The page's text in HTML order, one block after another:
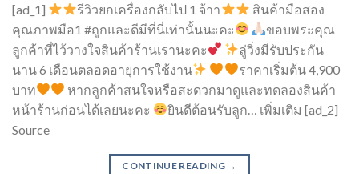
[ad_1] รีวิวยกเครื่องกลับไป 1 จ้าา
สินค้ามือสอง
คุณภาพมือ1 #ถูกและดีมีที่นี่เท่านั้นนะคะ
ขอบพระคุณ
ลูกค้าที่ไว้วางใจสินค้าร้านเรานะคะ
ลู่วิ่งมีรับประกัน
นาน 6 เดือนตลอดอายุการใช้งาน
ราคาเริ่มต้น 4,900
บาท
หากลูกค้าสนใจหรือสะดวกมาดูและทดลองสินค้า
หน้าร้านก่อนได้เลยนะคะ
ยินดีต้อนรับลูก… เพิ่มเติม [ad_2]
Source
CONTINUE READING →